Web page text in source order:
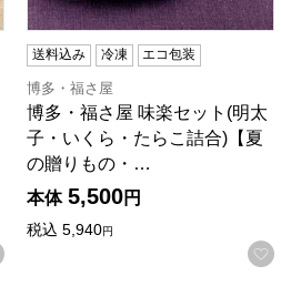
お気に入りに登録する
送料込み 冷凍 エコ包装
博多・福さ屋
博多・福さ屋 味楽セット(明太
子・いくら・たらこ詰合)【夏
の贈りもの・…
本体 5,500円
税込 5,940円